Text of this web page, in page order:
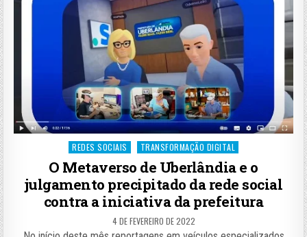
Posted
REDES SOCIAIS TRANSFORMAÇÃO DIGITAL
O Metaverso de Uberlândia e o
julgamento precipitado da rede social
contra a iniciativa da prefeitura
4 DE FEVEREIRO DE 2022